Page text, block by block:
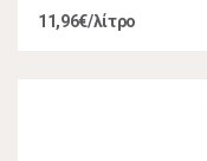
11,96€/λίτρο